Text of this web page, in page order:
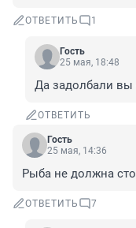
ОТВЕТИТЬ 1
Гость
25 мая, 18:48
Да задолбали вы
ОТВЕТИТЬ
Гость
25 мая, 14:36
Рыба не должна
ОТВЕТИТЬ 7